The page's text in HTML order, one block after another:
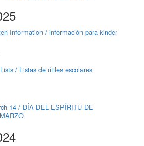
Information / información para kinder
/ Listas de útiles escolares
14 / DÍA DEL ESPÍRITU DE